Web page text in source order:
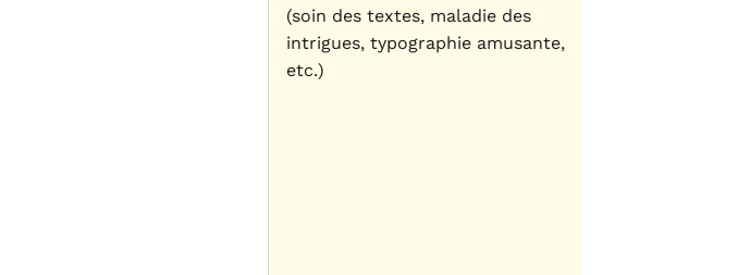
(soin des textes, maladie des
intrigues, typographie amusante,
etc.)